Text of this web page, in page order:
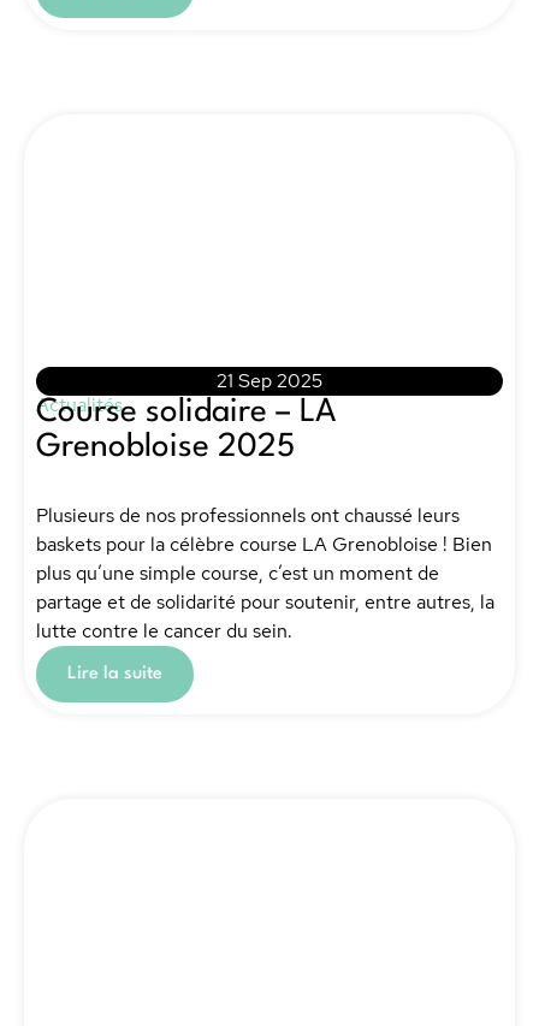
21 Sep 2025
Actualités
Course solidaire – LA
Grenobloise 2025
Plusieurs de nos professionnels ont chaussé leurs
baskets pour la célèbre course LA Grenobloise ! Bien
plus qu’une simple course, c’est un moment de
partage et de solidarité pour soutenir, entre autres, la
lutte contre le cancer du sein.
Lire la suite